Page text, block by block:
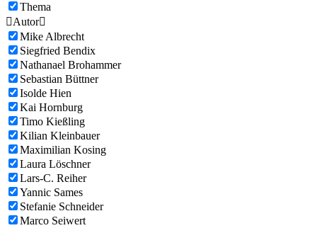
Thema
Autor
Mike Albrecht
Siegfried Bendix
Nathanael Brohammer
Sebastian Büttner
Isolde Hien
Kai Hornburg
Timo Kießling
Kilian Kleinbauer
Maximilian Kosing
Laura Löschner
Lars-C. Reiher
Yannic Sames
Stefanie Schneider
Marco Seiwert